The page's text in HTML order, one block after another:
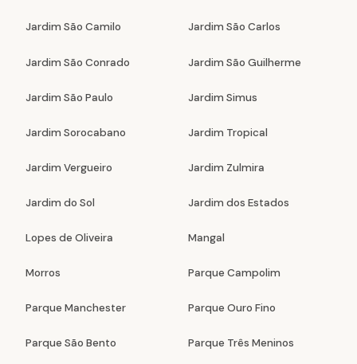
Jardim São Camilo Jardim São Carlos
Jardim São Conrado Jardim São Guilherme
Jardim São Paulo Jardim Simus
Jardim Sorocabano Jardim Tropical
Jardim Vergueiro Jardim Zulmira
Jardim do Sol Jardim dos Estados
Lopes de Oliveira Mangal
Morros Parque Campolim
Parque Manchester Parque Ouro Fino
Parque São Bento Parque Três Meninos